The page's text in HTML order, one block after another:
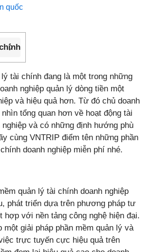
quốc
tài chính đang là một trong những
nghiệp quản lý dòng tiền một
và hiệu quả hơn. Từ đó chủ doanh
tổng quan hơn về hoạt động tài
và có những định hướng phù
cùng VNTRIP điểm tên những phần
doanh nghiệp miễn phí nhé.
quản lý tài chính doanh nghiệp
phát triển dựa trên phương pháp tư
hợp với nền tảng công nghệ hiện đại.
một giải pháp phần mềm quản lý và
trực tuyến cực hiệu quả trên